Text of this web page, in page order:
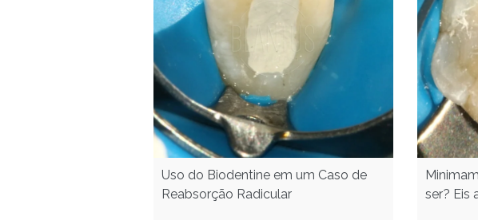
Uso do Biodentine em um Caso de
Reabsorção Radicular
ser? Eis